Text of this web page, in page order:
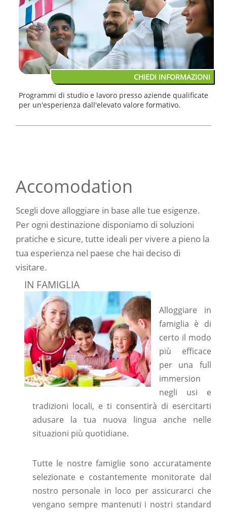
CHIEDI INFORMAZIONI
Programmi di studio e lavoro presso aziende qualificate
per un'esperienza dall'elevato valore formativo.
Accomodation
Scegli dove alloggiare in base alle tue esigenze.
Per ogni destinazione disponiamo di soluzioni
pratiche e sicure, tutte ideali per vivere a pieno la
tua esperienza nel paese che hai deciso di
visitare.
IN FAMIGLIA
Alloggiare in
famiglia è di
certo il modo
più efficace
per una full
immersion
negli usi e
tradizioni locali, e ti consentirà di esercitarti
adusare la tua nuova lingua anche nelle
situazioni più quotidiane.
Tutte le nostre famiglie sono accuratamente
selezionate e costantemente monitorate dal
nostro personale in loco per assicurarci che
vengano sempre mantenuti i nostri standard